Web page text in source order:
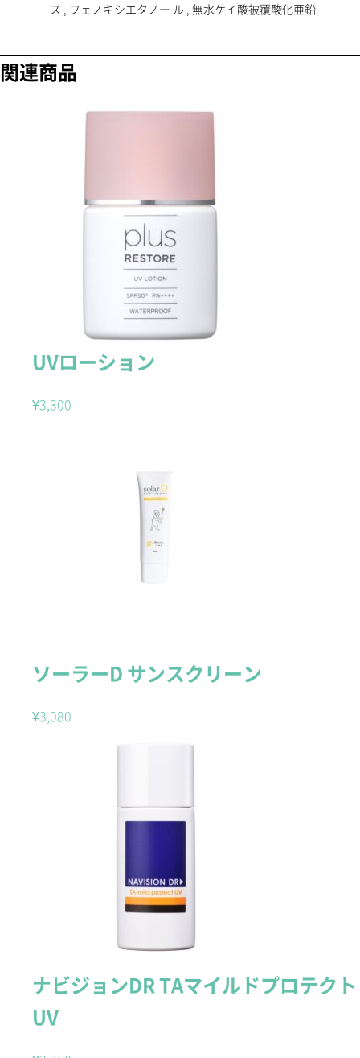
ス , フェノキシエタノー ル , 無水ケイ酸被覆酸化亜鉛
関連商品
UVローション
¥3,300
ソーラーD サンスクリーン
¥3,080
ナビジョンDR TAマイルドプロテクト
UV